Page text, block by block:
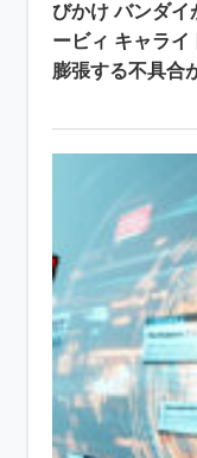
びかけ バンダイ
ービィ キャラ
膨張する不具合